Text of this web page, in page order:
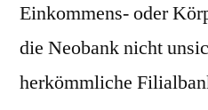
Einkommens- oder
die Neobank nicht
herkömmliche